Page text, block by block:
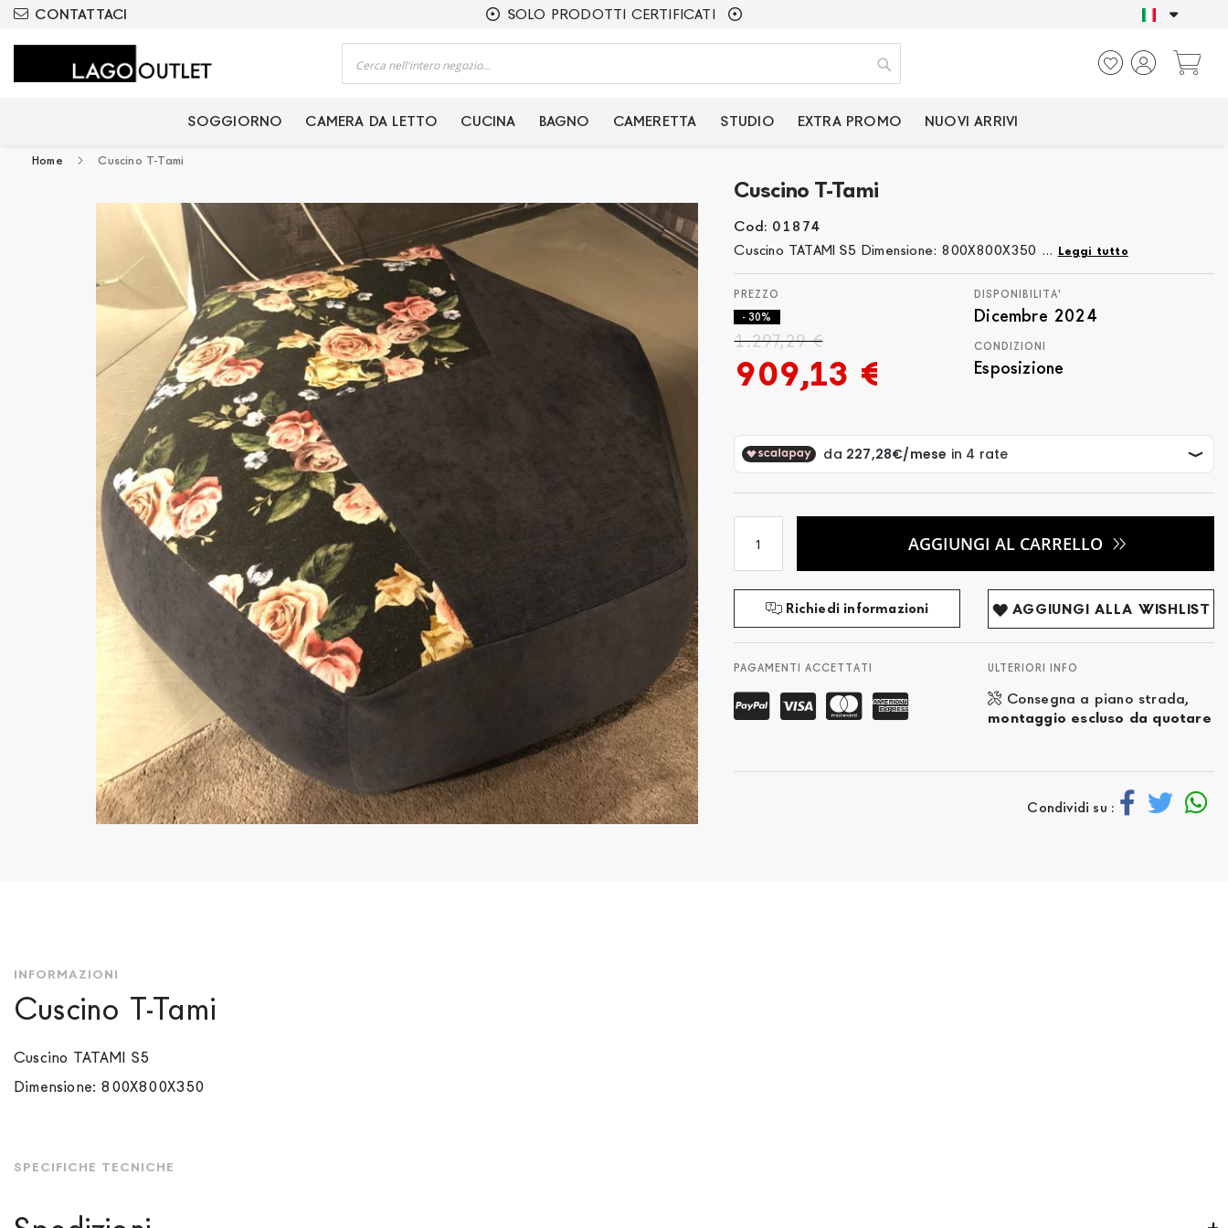
CONTATTACI
CERTIFICATI SOLO PRODOTTI CERTIFICATI SOLO PRODOTTI
Cerca
SOGGIORNO CAMERA DA LETTO CUCINA BAGNO CAMERETTA STUDIO EXTRA PROMO NUOVI ARRIVI
Home Cuscino T-Tami
Cuscino T-Tami
Cod: 01874
Cuscino TATAMI S5 Dimensione: 800X800X350 ... Leggi tutto
909,13 €
1.297,29 €
- 30%
DISPONIBILITA'
Dicembre 2024
CONDIZIONI
Esposizione
AGGIUNGI AL CARRELLO
Richiedi informazioni AGGIUNGI ALLA WISHLIST
PAGAMENTI ACCETTATI ULTERIORI INFO
Consegna a piano strada,
montaggio escluso da quotare
Condividi su :
INFORMAZIONI
Cuscino T-Tami
Cuscino TATAMI S5
Dimensione: 800X800X350
SPECIFICHE TECNICHE